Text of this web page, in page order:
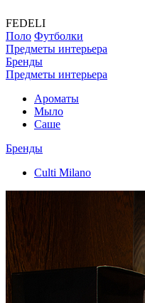
FEDELI
Поло Футболки
Предметы интерьера
Бренды
Предметы интерьера
Ароматы
Мыло
Саше
Бренды
Culti Milano